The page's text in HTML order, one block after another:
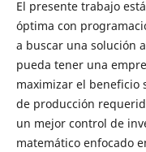
El presente trabajo
óptima con
a buscar una solución
pueda tener una
maximizar el beneficio
de producción
un mejor control de
matemático enfocado